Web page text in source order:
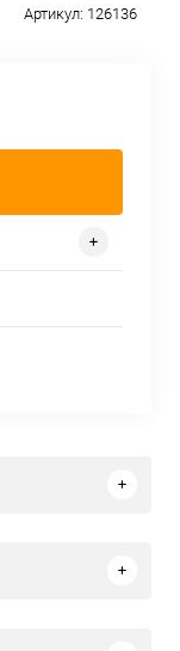
Артикул: 126136